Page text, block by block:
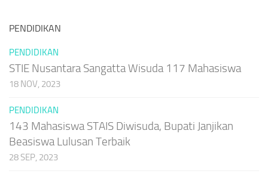
PENDIDIKAN
PENDIDIKAN
STIE Nusantara Sangatta Wisuda 117 Mahasiswa
18 NOV, 2023
PENDIDIKAN
143 Mahasiswa STAIS Diwisuda, Bupati Janjikan
Beasiswa Lulusan Terbaik
28 SEP, 2023